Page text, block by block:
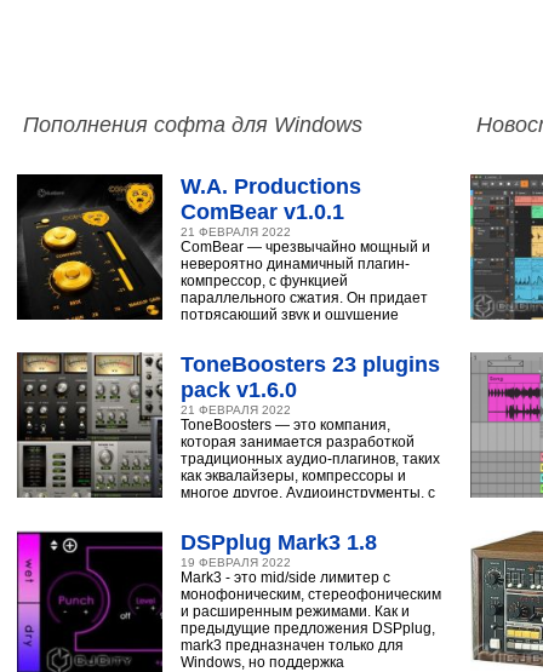
Пополнения софта для Windows
W.A. Productions
ComBear v1.0.1
21 ФЕВРАЛЯ 2022
ComBear — чрезвычайно мощный и
невероятно динамичный плагин-
компрессор, с функцией
параллельного сжатия. Он придает
потрясающий звук и ощущение
ToneBoosters 23 plugins
pack v1.6.0
21 ФЕВРАЛЯ 2022
ToneBoosters — это компания,
которая занимается разработкой
традиционных аудио-плагинов, таких
как эквалайзеры, компрессоры и
многое другое. Аудиоинструменты, с
DSPplug Mark3 1.8
19 ФЕВРАЛЯ 2022
Mark3 - это mid/side лимитер с
монофоническим, стереофоническим
и расширенным режимами. Как и
предыдущие предложения DSPplug,
mark3 предназначен только для
Windows, но поддержка